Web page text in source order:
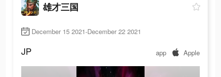
雄才三国
December 15 2021-December 22 2021
JP app Apple